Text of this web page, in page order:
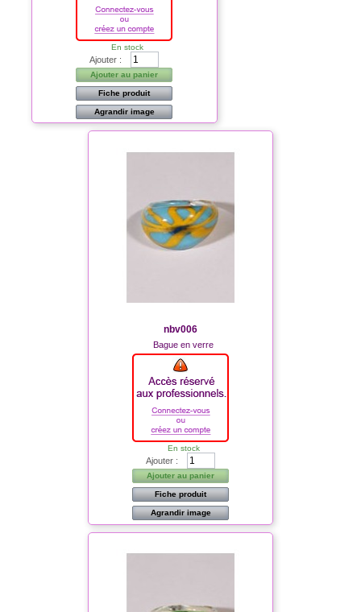
En stock
Ajouter :
Ajouter au panier
Fiche produit
Agrandir image
nbv006
Bague en verre
En stock
Ajouter :
Ajouter au panier
Fiche produit
Agrandir image